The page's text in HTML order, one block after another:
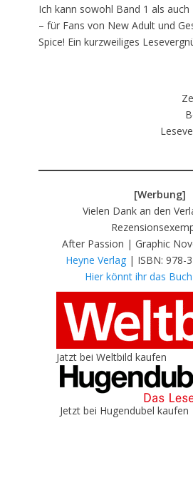
Ich kann sowohl Band 1 als
– für Fans von New Adult und
Spice! Ein kurzweiliges
[Werbung]
Vielen Dank an den
After Passion | Graphic
Heyne Verlag| ISBN: 978-
Hier könnt ihr das
Jatzt bei Weltbild kaufen
Jetzt bei Hugendubel kaufen